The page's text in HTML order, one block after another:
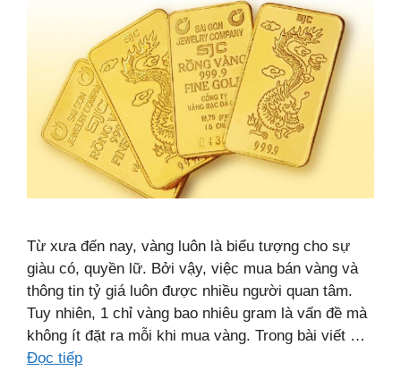
Từ xưa đến nay, vàng luôn là biểu tượng cho sự
giàu có, quyền lữ. Bởi vậy, việc mua bán vàng và
thông tin tỷ giá luôn được nhiều người quan tâm.
Tuy nhiên, 1 chỉ vàng bao nhiêu gram là vấn đề mà
không ít đặt ra mỗi khi mua vàng. Trong bài viết …
Đọc tiếp